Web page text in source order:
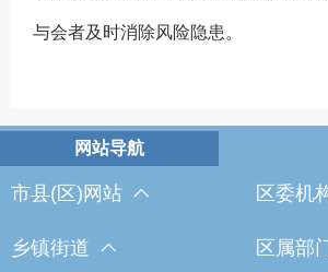
与会者及时消除风险隐患。
市县(区)网站 区委机
乡镇街道 区属部